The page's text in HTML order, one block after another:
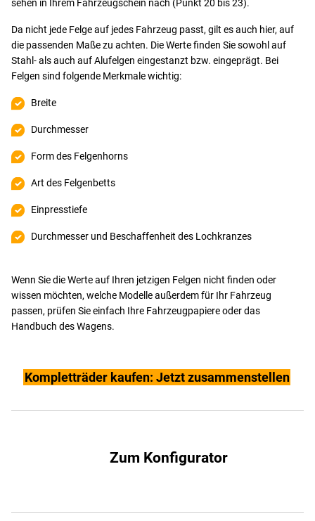
sehen in Ihrem Fahrzeugschein nach (Punkt 20 bis 23).
Da nicht jede Felge auf jedes Fahrzeug passt, gilt es auch hier, auf
die passenden Maße zu achten. Die Werte finden Sie sowohl auf
Stahl- als auch auf Alufelgen eingestanzt bzw. eingeprägt. Bei
Felgen sind folgende Merkmale wichtig:
Breite
Durchmesser
Form des Felgenhorns
Art des Felgenbetts
Einpresstiefe
Durchmesser und Beschaffenheit des Lochkranzes
Wenn Sie die Werte auf Ihren jetzigen Felgen nicht finden oder
wissen möchten, welche Modelle außerdem für Ihr Fahrzeug
passen, prüfen Sie einfach Ihre Fahrzeugpapiere oder das
Handbuch des Wagens.
Kompletträder kaufen: Jetzt zusammenstellen
Zum Konfigurator